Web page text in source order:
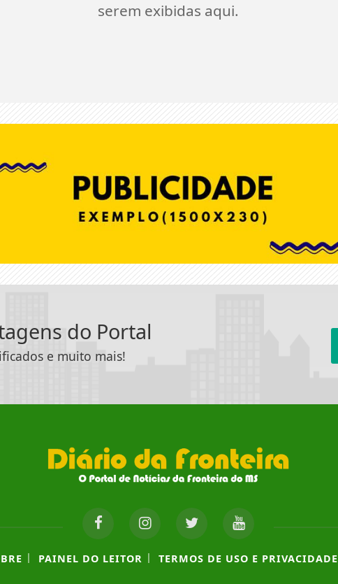
serem exibidas aqui.
do Portal
e muito mais!
| PAINEL DO LEITOR | TERMOS DE USO E PRIVACIDADE